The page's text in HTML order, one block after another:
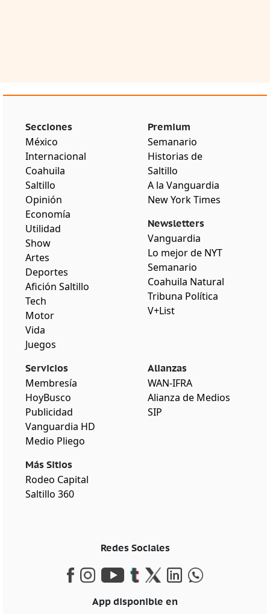
Secciones
México
Internacional
Coahuila
Saltillo
Opinión
Economía
Utilidad
Show
Artes
Deportes
Afición Saltillo
Tech
Motor
Vida
Juegos
Premium
Semanario
Historias de
Saltillo
A la Vanguardia
New York Times
Newsletters
Vanguardia
Lo mejor de NYT
Semanario
Coahuila Natural
Tribuna Política
V+List
Servicios
Membresía
HoyBusco
Publicidad
Vanguardia HD
Medio Pliego
Más Sitios
Rodeo Capital
Saltillo 360
Alianzas
WAN-IFRA
Alianza de Medios
SIP
Redes Sociales
App disponible en